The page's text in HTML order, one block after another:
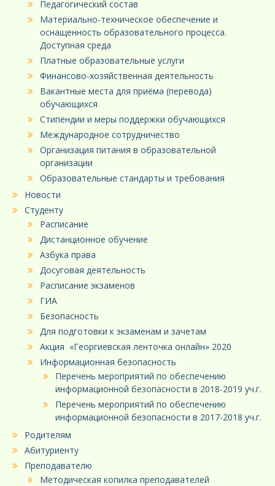
Педагогический состав
Материально-техническое обеспечение и
оснащенность образовательного процесса.
Доступная среда
Платные образовательные услуги
Финансово-хозяйственная деятельность
Вакантные места для приёма (перевода)
обучающихся
Стипендии и меры поддержки обучающихся
Международное сотрудничество
Организация питания в образовательной
организации
Образовательные стандарты и требования
Новости
Студенту
Расписание
Дистанционное обучение
Азбука права
Досуговая деятельность
Расписание экзаменов
ГИА
Безопасность
Для подготовки к экзаменам и зачетам
Акция «Георгиевская ленточка онлайн» 2020
Информационная безопасность
Перечень мероприятий по обеспечению
информационной безопасности в 2018-2019 уч.г.
Перечень мероприятий по обеспечению
информационной безопасности в 2017-2018 уч.г.
Родителям
Абитуриенту
Преподавателю
Методическая копилка преподавателей